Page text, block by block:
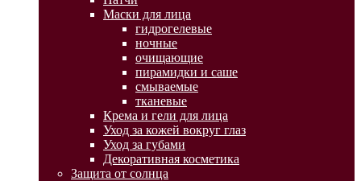
Маски для лица
гидрогелевые
ночные
очищающие
пирамидки и саше
смываемые
тканевые
Крема и гели для лица
Уход за кожей вокруг глаз
Уход за губами
Декоративная косметика
Защита от солнца